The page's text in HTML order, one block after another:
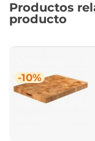
Productos
producto
-10%